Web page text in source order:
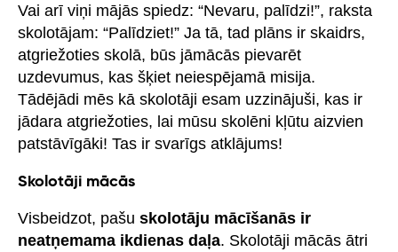
Vai arī viņi mājās spiedz: “Nevaru, palīdzi!”, raksta
skolotājam: “Palīdziet!” Ja tā, tad plāns ir skaidrs,
atgriežoties skolā, būs jāmācās pievarēt
uzdevumus, kas šķiet neiespējamā misija.
Tādējādi mēs kā skolotāji esam uzzinājuši, kas ir
jādara atgriežoties, lai mūsu skolēni kļūtu aizvien
patstāvīgāki! Tas ir svarīgs atklājums!
Skolotāji mācās
Visbeidzot, pašu skolotāju mācīšanās ir
neatņemama ikdienas daļa. Skolotāji mācās ātri